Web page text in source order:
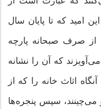
امید که تا پایان سال
صرف صبحانه پارچه
که آن را نشانه
اثاث خانه را که از
می‌چینند، سپس پنجره‌ها